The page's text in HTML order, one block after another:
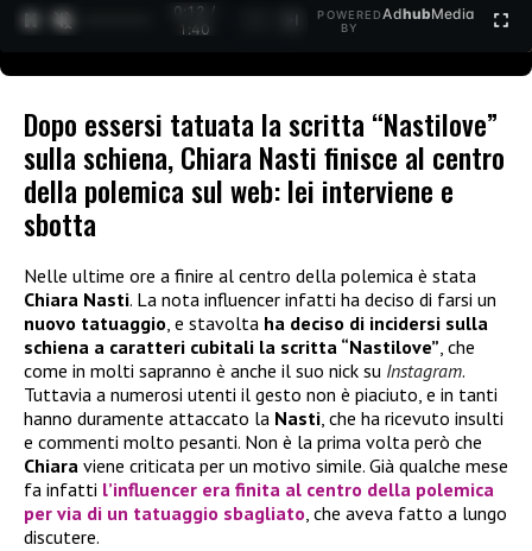
0:12 /
1:40
POWERED
BY
AdhubMedia
Dopo essersi tatuata la scritta “Nastilove”
sulla schiena, Chiara Nasti finisce al centro
della polemica sul web: lei interviene e
sbotta
Nelle ultime ore a finire al centro della polemica è stata
Chiara Nasti. La nota influencer infatti ha deciso di farsi un
nuovo tatuaggio, e stavolta ha deciso di incidersi sulla
schiena a caratteri cubitali la scritta “Nastilove”, che
come in molti sapranno è anche il suo nick su Instagram.
Tuttavia a numerosi utenti il gesto non è piaciuto, e in tanti
hanno duramente attaccato la Nasti, che ha ricevuto insulti
e commenti molto pesanti. Non è la prima volta però che
Chiara viene criticata per un motivo simile. Già qualche mese
fa infatti l’influencer era finita al centro della polemica
per via di un tatuaggio sbagliato, che aveva fatto a lungo
discutere.